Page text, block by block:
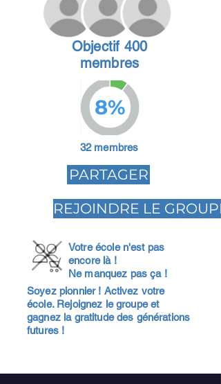
Objectif 400
membres
8%
32 membres
PARTAGER
REJOINDRE LE GROUPE
Votre école n'est pas
encore là !
Ne manquez pas ça !
Soyez pionnier ! Activez votre
école. Rejoignez le groupe et
gagnez la gratitude des générations
futures !